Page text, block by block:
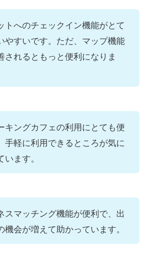
トへのチェックイン機能がとて
やすいです。ただ、マップ機能
されるともっと便利になりま
キングカフェの利用にとても便
手軽に利用できるところが気に
います。
スマッチング機能が便利で、出
機会が増えて助かっています。